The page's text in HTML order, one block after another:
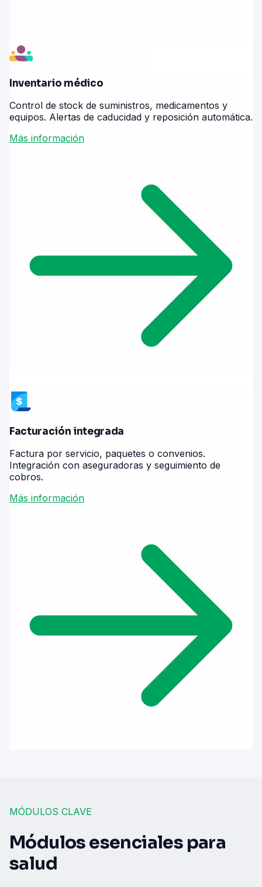
Inventario médico
Control de stock de suministros, medicamentos y
equipos. Alertas de caducidad y reposición automática.
Más información
Facturación integrada
Factura por servicio, paquetes o convenios.
Integración con aseguradoras y seguimiento de
cobros.
Más información
MÓDULOS CLAVE
Módulos esenciales para
salud